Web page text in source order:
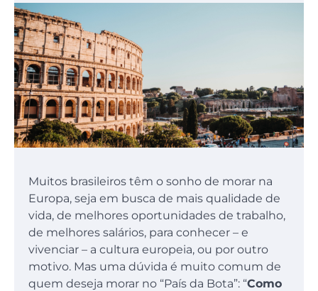
Muitos brasileiros têm o sonho de morar na
Europa, seja em busca de mais qualidade de
vida, de melhores oportunidades de trabalho,
de melhores salários, para conhecer – e
vivenciar – a cultura europeia, ou por outro
motivo. Mas uma dúvida é muito comum de
quem deseja morar no “País da Bota”: “Como